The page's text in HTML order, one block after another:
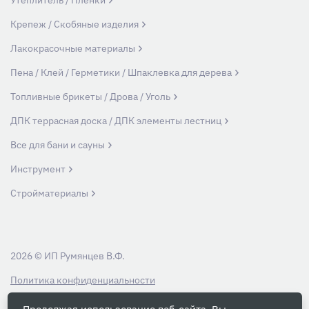
Крепеж / Скобяные изделия
Лакокрасочные материалы
Пена / Клей / Герметики / Шпаклевка для дерева
Топливные брикеты / Дрова / Уголь
ДПК террасная доска / ДПК элементы лестниц
Все для бани и сауны
Инструмент
Стройматериалы
Политика конфиденциальности
2026 © ИП Румянцев В.Ф.